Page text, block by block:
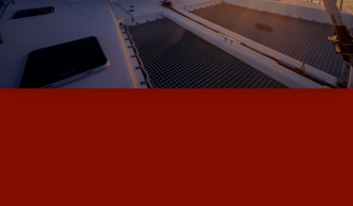
ALPHA BOATS, L’EXPERT DES BATEAUX
D’OCCASION ET NEUF AVEC SES MARQUES
DE MOODY ET MILLIKAN…